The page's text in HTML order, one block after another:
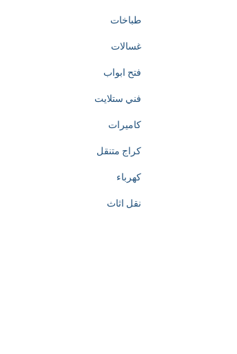
طباخات
غسالات
فتح ابواب
فني ستلايت
كاميرات
كراج متنقل
كهرباء
نقل اثاث